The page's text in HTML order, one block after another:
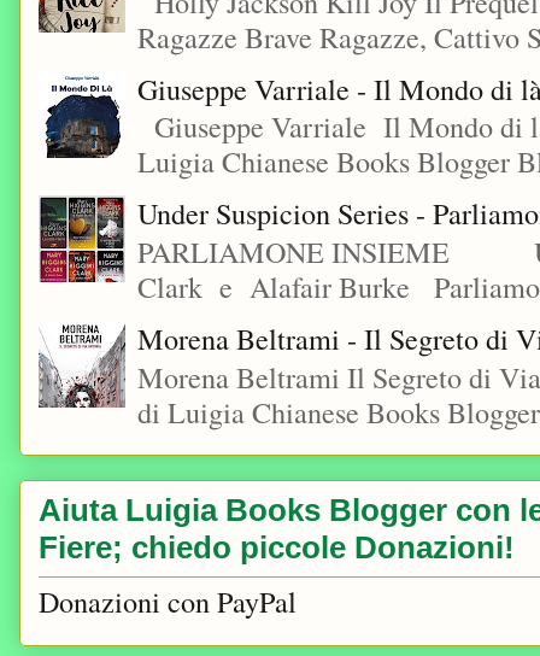
Ragazze Brave Ragazze, Cattivo
Giuseppe Varriale - Il Mondo di
Giuseppe Varriale Il Mondo di
Luigia Chianese Books
Under Suspicion Series -
PARLIAMONE INSIEME
Clark e Alafair Burke
Morena Beltrami - Il Segreto di
Morena Beltrami Il Segreto di
di Luigia Chianese Books
Aiuta Luigia Books Blogger con
Fiere; chiedo piccole Donazioni!
Donazioni con PayPal